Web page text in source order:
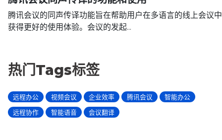
腾讯会议的同声传译功能旨在帮助用户在多语言的线上会议中
获得更好的使用体验。会议的发起...
热门Tags标签
远程办公 视频会议 企业效率 腾讯会议 智能办公
远程协作 智能语音 会议翻译